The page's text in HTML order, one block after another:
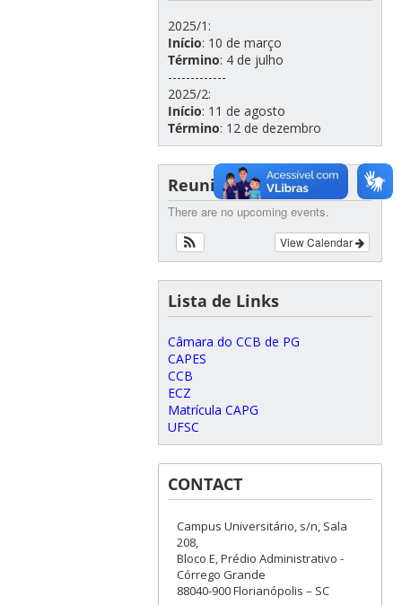
2025/1:
Início: 10 de março
Término: 4 de julho
-------------
2025/2:
Início: 11 de agosto
Término: 12 de dezembro
Reuniões
There are no upcoming events.
View Calendar
Lista de Links
Câmara do CCB de PG
CAPES
CCB
ECZ
Matrícula CAPG
UFSC
CONTACT
Campus Universitário, s/n, Sala
208,
Bloco E, Prédio Administrativo -
Córrego Grande
88040-900 Florianópolis – SC